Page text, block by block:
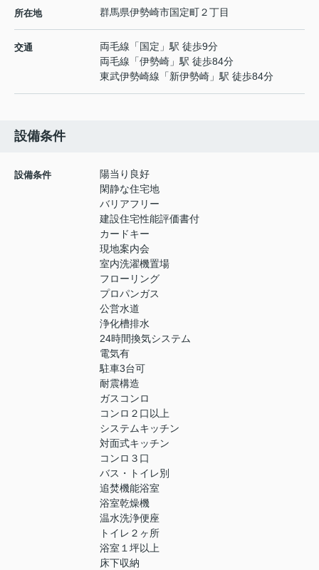
所在地 群馬県伊勢崎市国定町２丁目
交通 両毛線 「 国定 」駅 徒歩9分
両毛線 「伊勢崎 」駅 徒歩84分
東武伊勢崎線 「新伊勢崎 」駅 徒歩84分
設備条件
設備条件
陽当り良好
閑静な住宅地
バリアフリー
建設住宅性能評価書付
カードキー
現地案内会
室内洗濯機置場
フローリング
プロパンガス
公営水道
浄化槽排水
24時間換気システム
電気有
駐車3台可
耐震構造
ガスコンロ
コンロ２口以上
システムキッチン
対面式キッチン
コンロ３口
バス・トイレ別
追焚機能浴室
浴室乾燥機
温水洗浄便座
トイレ２ヶ所
浴室１坪以上
床下収納